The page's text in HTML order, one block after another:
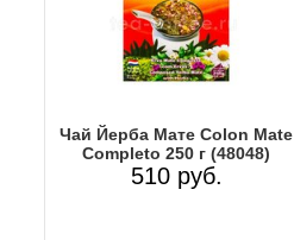
Чай Йерба Мате Colon Mate
Completo 250 г (48048)
510 руб.